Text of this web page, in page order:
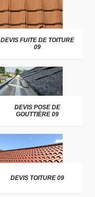
DEVIS FUITE DE TOITURE
09
DEVIS POSE DE
GOUTTIÈRE 09
DEVIS TOITURE 09